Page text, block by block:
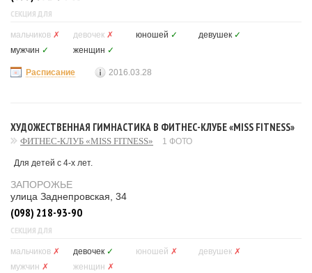
СЕКЦИЯ ДЛЯ
мальчиков ✗ девочек ✗ юношей ✓ девушек ✓
мужчин ✓ женщин ✓
Расписание 2016.03.28
ХУДОЖЕСТВЕННАЯ ГИМНАСТИКА В ФИТНЕС-КЛУБЕ «MISS FITNESS»
ФИТНЕС-КЛУБ «MISS FITNESS» 1 ФОТО
Для детей с 4-х лет.
ЗАПОРОЖЬЕ
улица Заднепровская, 34
(098) 218-93-90
СЕКЦИЯ ДЛЯ
мальчиков ✗ девочек ✓ юношей ✗ девушек ✗
мужчин ✗ женщин ✗